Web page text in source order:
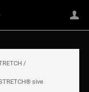
/
sive